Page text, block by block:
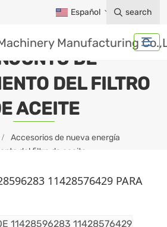
Español search
DE
DEL FILTRO
ACEITE
Accesorios de nueva energía
del filtro de aceite
11428576429 PARA